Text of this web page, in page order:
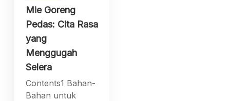
Mie Goreng
Pedas: Cita Rasa
yang
Menggugah
Selera
Contents1 Bahan-
Bahan untuk